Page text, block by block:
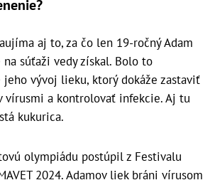
aj to, za čo len 19-ročný Adam
súťaži vedy získal. Bolo to
vývoj lieku, ktorý dokáže zastaviť
vírusmi a kontrolovať infekcie. Aj tu
kukurica.
olympiádu postúpil z Festivalu
2024. Adamov liek bráni vírusom